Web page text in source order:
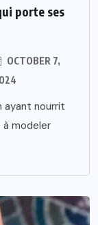
porte ses
OCTOBER 7,
ayant nourrit
modeler